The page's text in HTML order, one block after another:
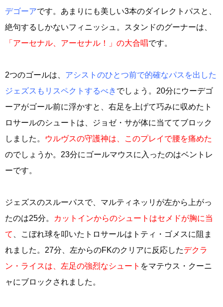
デゴーアです。あまりにも美しい3本のダイレクトパスと、
絶句するしかないフィニッシュ。スタンドのグーナーは、
「アーセナル、アーセナル！」の大合唱です。
2つのゴールは、 アシストのひとつ前で的確なパスを出した
ジェズスもリスペクトするべき でしょう。20分にウーデゴ
ーアがゴール前に浮かすと、右足を上げて巧みに収めたト
ロサールのシュートは、ジョゼ・サが体に当ててブロック
しました。
ウルヴスの守護神は、このプレイで腰を痛めた
のでしょうか。23分にゴールマウスに入ったのはベントレ
ーです。
ジェズスのスルーパスで、マルティネッリが左から上がっ
たのは25分。
カットインからのシュートはセメドが胸に当
て
、こぼれ球を叩いたトロサールはトティ・ゴメスに阻ま
れました。27分、左からのFKのクリアに反応したデクラ
ン・ライスは、左足の強烈なシュート をマテウス・クーニ
ャにブロックされました。